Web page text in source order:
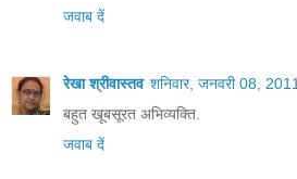
जवाब दें
रेखा श्रीवास्तव शनिवार, जनवरी 08,
बहुत खूबसूरत अभिव्यक्ति.
जवाब दें